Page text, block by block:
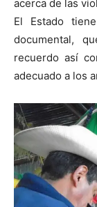
acerca de las
El Estado
documental,
recuerdo así
adecuado a los